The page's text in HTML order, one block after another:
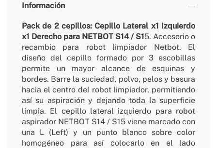
Información
Pack de 2 cepillos: Cepillo Lateral x1 Izquierdo
x1 Derecho para NETBOT S14 / S15. Accesorio o
recambio para robot limpiador Netbot. El
diseño del cepillo formado por 3 escobillas
permite un mayor alcance de esquinas y
bordes. Barre la suciedad, polvo, pelos y basura
hacia el centro del robot limpiador, permitiendo
así su aspiración y dejando toda la superficie
limpia. El cepillo lateral izquierdo para robot
aspirador NETBOT S14 / S15 viene marcado con
una L (Left) y un punto blanco sobre color
homogéneo para así colocarlo en el lado